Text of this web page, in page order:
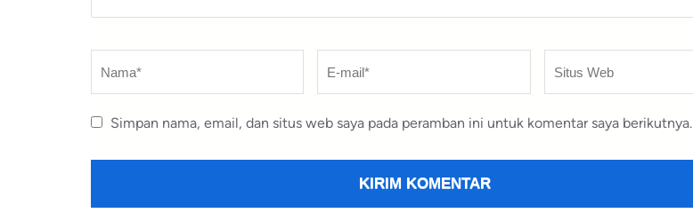
Nama
E-
mail*
Situs
Web
Simpan nama, email, dan situs web saya pada peramban ini untuk komentar saya berikutnya.